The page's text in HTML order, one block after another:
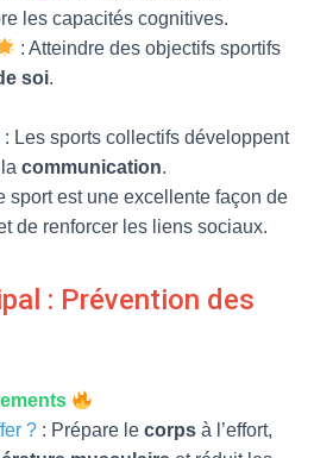
les capacités cognitives.
: Atteindre des objectifs sportifs
soi.
: Les sports collectifs développent
communication.
sport est une excellente façon de
de renforcer les liens sociaux.
: Prévention des
? : Prépare le corps à l’effort,